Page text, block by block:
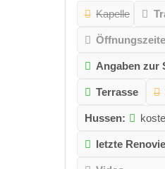
Kapelle
Angaben zur
Terrasse
Hussen:
letzte